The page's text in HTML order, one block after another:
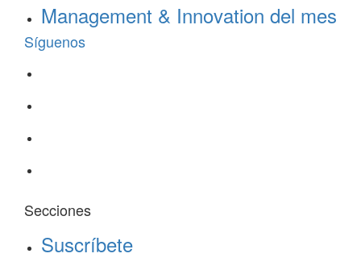
Management & Innovation del mes
Síguenos
Secciones
Suscríbete